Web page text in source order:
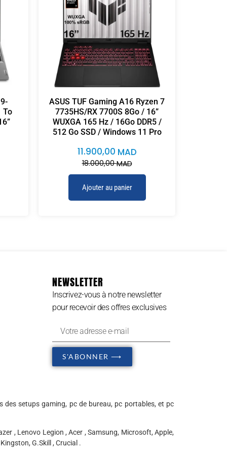
To
ASUS TUF Gaming A16 Ryzen 7
7735HS/RX 7700S 8Go / 16”
WUXGA 165 Hz / 16Go DDR5 /
512 Go SSD / Windows 11 Pro
18.000,00MAD
11.900,00 MAD
Ajouter au panier
NEWSLETTER
Inscrivez-vous à notre newsletter
pour recevoir des offres exclusives
S'ABONNER ⟶
setups gaming, pc de bureau, pc portables, et pc
, Lenovo Legion , Acer , Samsung, Microsoft, Apple,
G.Skill , Crucial .